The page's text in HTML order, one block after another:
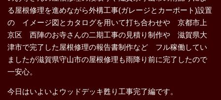
る屋根修理を進めながら外構工事(ガレージとカーポート)設置
の イメージ図とカタログを用いて打ち合わせや 京都市上
京区 西陣のお寺さんの二期工事の見積り制作や 滋賀県大
津市で完了した屋根修理の報告書制作など フル稼働してい
ましたが滋賀県守山市の屋根修理も雨降り前に完了したので
一安心。
今日はいよいよウッドデッキ甦り工事完了編です。